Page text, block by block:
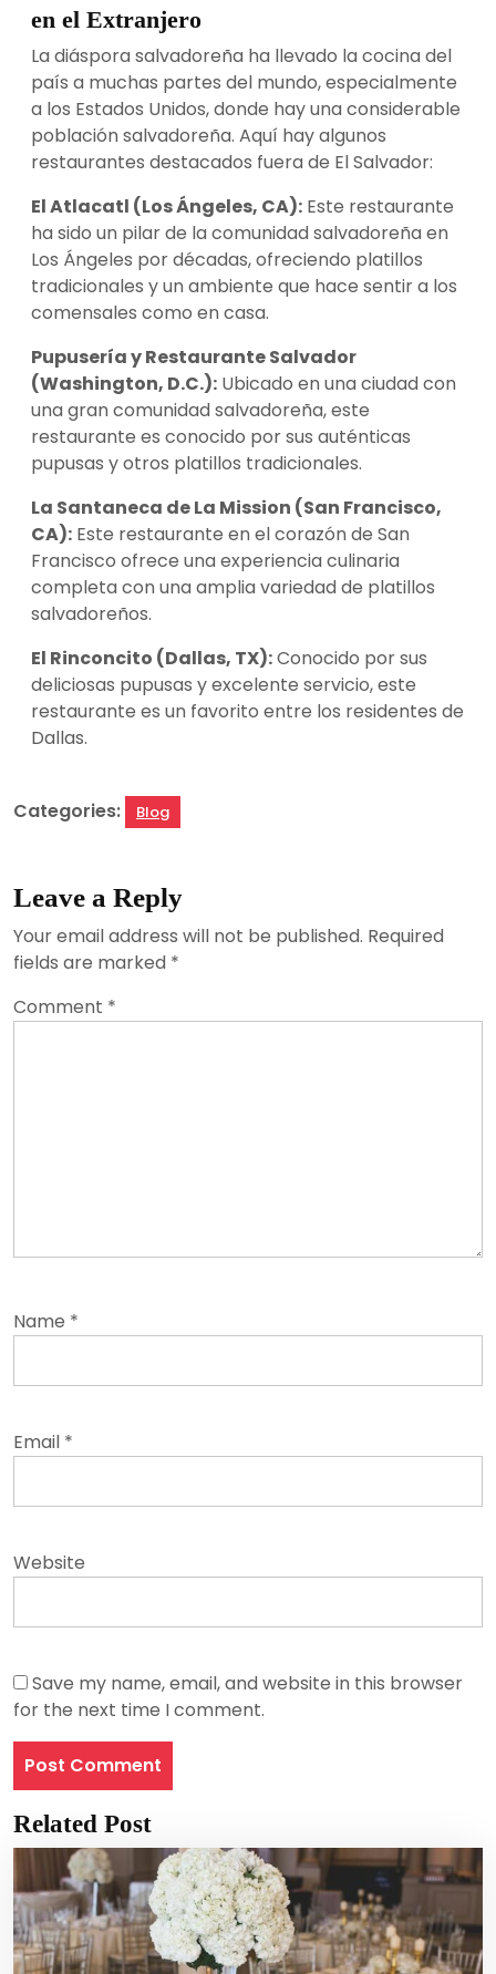
en el Extranjero
La diáspora salvadoreña ha llevado la cocina del
país a muchas partes del mundo, especialmente
a los Estados Unidos, donde hay una considerable
población salvadoreña. Aquí hay algunos
restaurantes destacados fuera de El Salvador:
El Atlacatl (Los Ángeles, CA): Este restaurante
ha sido un pilar de la comunidad salvadoreña en
Los Ángeles por décadas, ofreciendo platillos
tradicionales y un ambiente que hace sentir a los
comensales como en casa.
Pupusería y Restaurante Salvador
(Washington, D.C.): Ubicado en una ciudad con
una gran comunidad salvadoreña, este
restaurante es conocido por sus auténticas
pupusas y otros platillos tradicionales.
La Santaneca de La Mission (San Francisco,
CA): Este restaurante en el corazón de San
Francisco ofrece una experiencia culinaria
completa con una amplia variedad de platillos
salvadoreños.
El Rinconcito (Dallas, TX):Conocido por sus
deliciosas pupusas y excelente servicio, este
restaurante es un favorito entre los residentes de
Dallas.
Categories: Blog
Leave a Reply
Your email address will not be published. Required
fields are marked *
Comment *
Name *
Email *
Website
Save my name, email, and website in this browser
for the next time I comment.
Related Post